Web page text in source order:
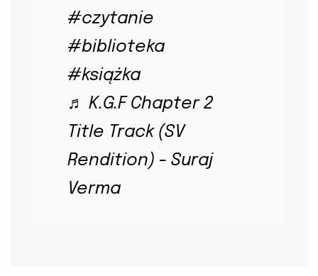
#czytanie
#biblioteka
#książka
♬ K.G.F Chapter 2
Title Track (SV
Rendition) - Suraj
Verma